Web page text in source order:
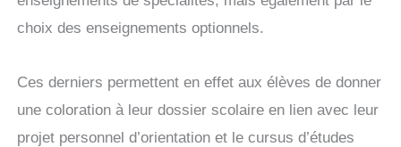
choix des enseignements optionnels.
Ces derniers permettent en effet aux élèves de donner
une coloration à leur dossier scolaire en lien avec leur
projet personnel d’orientation et le cursus d’études